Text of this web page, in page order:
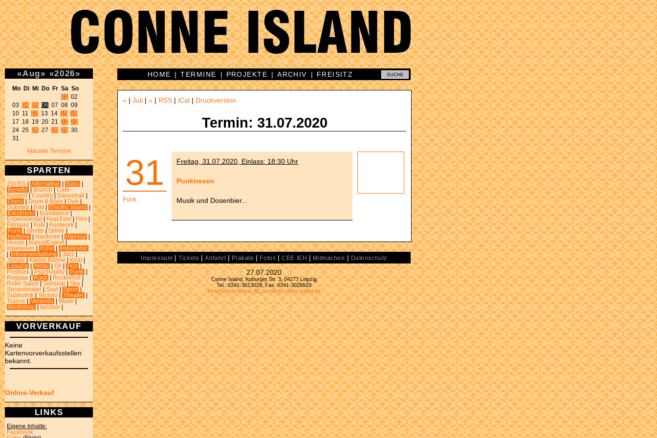
«Aug» «2026»
Mo Di Mi Do Fr Sa So
01
02
03 04 05 06 07 08 09
10 11 12 13 14 15
16
17 18 19 20 21 22 23
24 25 26 27 28 29 30
31
Aktuelle Termine
SPARTEN
25YRS Alternative Bass
Benefiz
Brunch
Café-
Konzert
Country Dancehall
Disco
Drum & Bass Dub
Dubstep
Edit Electric island
Electronic
Eurodance
Experimental
Feat.Fem Film
Filmquiz
Folk Footwork
Funk
Ghetto Grime
Halftime
Hardcore HipHop
House
Import/Export
Inbetween
Indie
Indietronic
Infoveranstaltung Jazz
Jungle
Kleine Bühne Klub
Lesung
Metal Oi! Pop
Postrock
Psychobilly Punk
Reggae
Rock RocknRoll
Roter Salon
Seminar Ska
Snowshower
Soul Sport
Subbotnik
Techno Theater
Trance
Veranda Wave
Workshop
tanzbar
VORVERKAUF
Keine
Kartenvorverkaufsstellen
bekannt.
Online-Verkauf
LINKS
Eigene Inhalte:
Facebook
HOME |TERMINE | PROJEKTE |ARCHIV | FREISITZ
« | Juli | » | RSS | iCal | Druckversion
Termin: 31.07.2020
31
Punk
Freitag, 31.07.2020, Einlass: 18:30 Uhr
Punktresen
Musik und Dosenbier...
Impressum |Tickets |Anfahrt | Plakate | Fotos |CEE IEH | Mitmachen | Datenschutz
27.07.2020
Conne Island, Koburger Str. 3, 04277 Leipzig
Tel.: 0341-3013028, Fax: 0341-3026503
info@conne-island.de,tickets@conne-island.de